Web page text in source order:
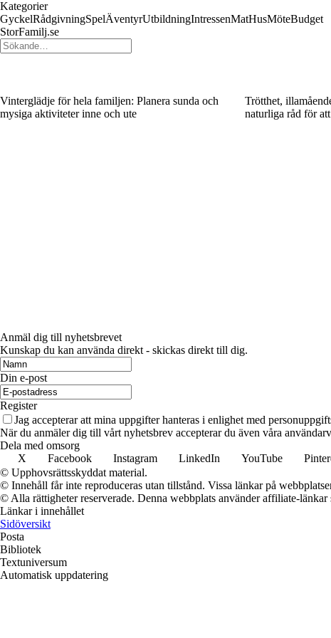
Kategorier
GyckelRådgivningSpelÄventyrUtbildningIntressenMatHusMöteBudget
StorFamilj.se
Vinterglädje för hela familjen: Planera sunda och
mysiga aktiviteter inne och ute
Trötthet,
naturliga råd för
Anmäl dig till nyhetsbrevet
Kunskap du kan använda direkt - skickas direkt till dig.
Din e-post
Register
Jag accepterar att mina uppgifter hanteras i enlighet med
När du anmäler dig till vårt nyhetsbrev accepterar du även våra
Dela med omsorg
X
Facebook Instagram LinkedIn YouTube
© Upphovsrättsskyddat material.
© Innehåll får inte reproduceras utan tillstånd. Vissa länkar på
© Alla rättigheter reserverade. Denna webbplats använder affiliate-
Länkar i innehållet
Sidöversikt
Posta
Bibliotek
Textuniversum
Automatisk uppdatering